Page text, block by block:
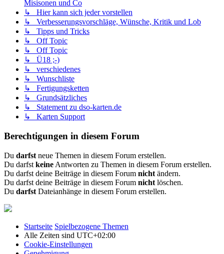
Misisonen und Co
↳ Hier kann sich jeder vorstellen
↳ Verbesserungsvorschläge, Wünsche, Kritik und Lob
↳ Tipps und Tricks
↳ Off Topic
↳ Off Topic
↳ Ü18 ;-)
↳ verschiedenes
↳ Wunschliste
↳ Fertigungsketten
↳ Grundsätzliches
↳ Statement zu dso-karten.de
↳ Karten Support
Berechtigungen in diesem Forum
Du darfst neue Themen in diesem Forum erstellen.
Du darfst keine Antworten zu Themen in diesem Forum erstellen.
Du darfst deine Beiträge in diesem Forum nicht ändern.
Du darfst deine Beiträge in diesem Forum nicht löschen.
Du darfst Dateianhänge in diesem Forum erstellen.
Startseite Spielbezogene Themen
Alle Zeiten sind UTC+02:00
Cookie-Einstellungen